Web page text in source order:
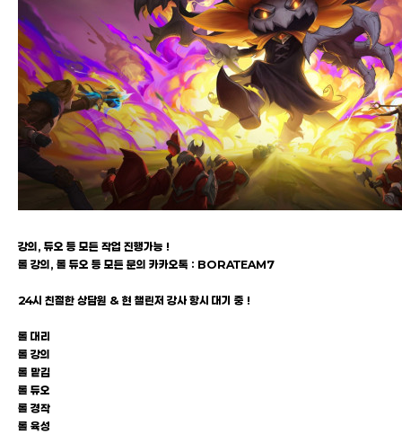
강의, 듀오 등 모든 작업 진행가능 !
롤 강의, 롤 듀오 등 모든 문의 카카오톡 : BORATEAM7
24시 친절한 상담원 & 현 챌린저 강사 항시 대기 중 !
롤 대리
롤 강의
롤 맡김
롤 듀오
롤 경작
롤 육성